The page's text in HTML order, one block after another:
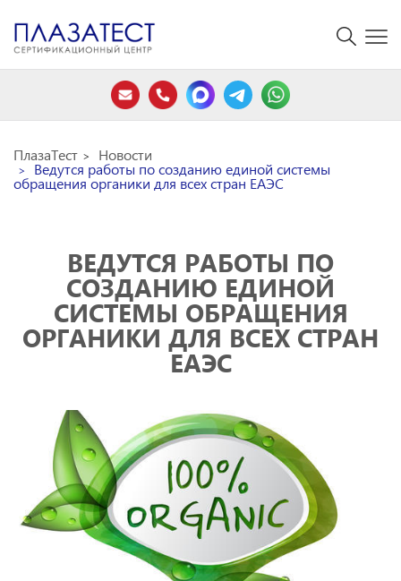
ПлазаТест Новости
Ведутся работы по созданию единой системы
обращения органики для всех стран ЕАЭС
ВЕДУТСЯ РАБОТЫ ПО
СОЗДАНИЮ ЕДИНОЙ
СИСТЕМЫ ОБРАЩЕНИЯ
ОРГАНИКИ ДЛЯ ВСЕХ СТРАН
ЕАЭС